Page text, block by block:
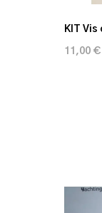
KIT
11,00 €